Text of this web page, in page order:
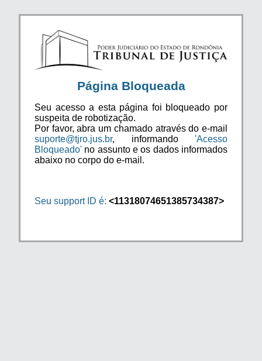
Página Bloqueada
Seu acesso a esta página foi bloqueado por
suspeita de robotização.
Por favor, abra um chamado através do e-mail
suporte@tjro.jus.br, informando 'Acesso
Bloqueado' no assunto e os dados informados
abaixo no corpo do e-mail.
Seu support ID é: <11318074651385734387>